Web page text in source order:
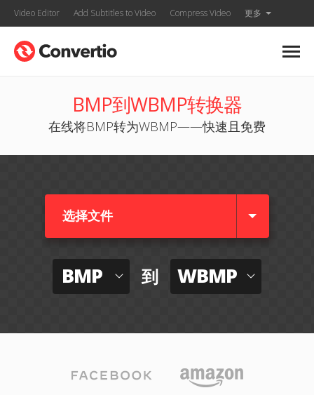
Video Editor Add Subtitles to Video Compress Video 更多
BMP到WBMP转换器
在线将BMP转为WBMP——快速且免费
选择文件
BMP 到 WBMP